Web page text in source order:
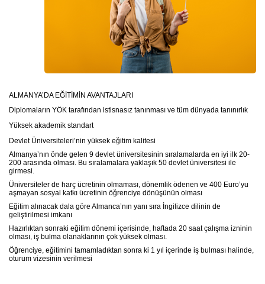
ALMANYA’DA EĞİTİMİN AVANTAJLARI
Diplomaların YÖK tarafından istisnasız tanınması ve tüm dünyada tanınırlık
Yüksek akademik standart
Devlet Üniversiteleri’nin yüksek eğitim kalitesi
Almanya’nın önde gelen 9 devlet üniversitesinin sıralamalarda en iyi ilk 20-
200 arasında olması. Bu sıralamalara yaklaşık 50 devlet üniversitesi ile
girmesi.
Üniversiteler de harç ücretinin olmaması, dönemlik ödenen ve 400 Euro’yu
aşmayan sosyal katkı ücretinin öğrenciye dönüşünün olması
Eğitim alınacak dala göre Almanca’nın yanı sıra İngilizce dilinin de
geliştirilmesi imkanı
Hazırlıktan sonraki eğitim dönemi içerisinde, haftada 20 saat çalışma izninin
olması, iş bulma olanaklarının çok yüksek olması.
Öğrenciye, eğitimini tamamladıktan sonra ki 1 yıl içerinde iş bulması halinde,
oturum vizesinin verilmesi